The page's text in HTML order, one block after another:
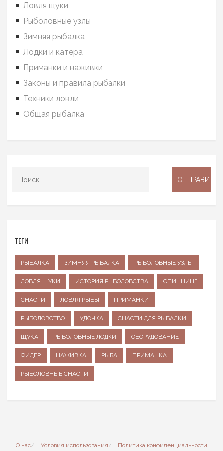
Ловля щуки
Рыболовные узлы
Зимняя рыбалка
Лодки и катера
Приманки и наживки
Законы и правила рыбалки
Техники ловли
Общая рыбалка
ТЕГИ
РЫБАЛКА ЗИМНЯЯ РЫБАЛКА РЫБОЛОВНЫЕ УЗЛЫ
ЛОВЛЯ ЩУКИ ИСТОРИЯ РЫБОЛОВСТВА СПИННИНГ
СНАСТИ ЛОВЛЯ РЫБЫ ПРИМАНКИ
РЫБОЛОВСТВО УДОЧКА СНАСТИ ДЛЯ РЫБАЛКИ
ЩУКА РЫБОЛОВНЫЕ ЛОДКИ ОБОРУДОВАНИЕ
ФИДЕР НАЖИВКА РЫБА ПРИМАНКА
РЫБОЛОВНЫЕ СНАСТИ
О нас Условия использования
Политика конфиденциальности